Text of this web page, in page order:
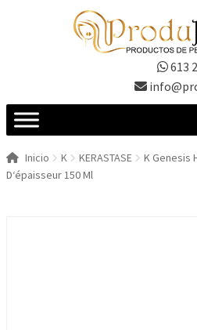
613
Inicio K KERASTASE
K Genesis
D‘épaisseur 150 Ml